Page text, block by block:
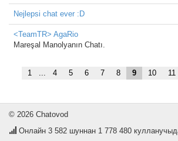
Nejlepsi chat ever :D
<TeamTR> AgaRio
Mareşal Manolyanın Chatı.
1 ... 4 5 6 7 8 9 10 11
© 2026 Chatovod
Онлайн 3 582 шуннан 1 778 480